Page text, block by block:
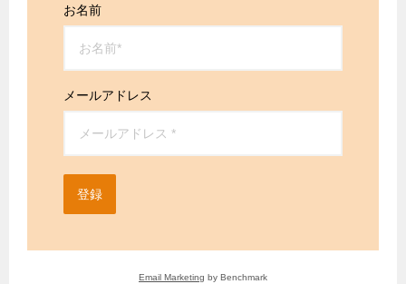
お名前
メールアドレス
登録
Email Marketing by Benchmark